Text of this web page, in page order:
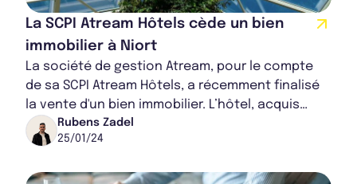
La SCPI Atream Hôtels cède un bien
immobilier à Niort
La société de gestion Atream, pour le compte
de sa SCPI Atream Hôtels, a récemment finalisé
la vente d'un bien immobilier. L’hôtel, acquis
pour un montant proche de 6 millions d'eu...
Rubens Zadel
25/01/24